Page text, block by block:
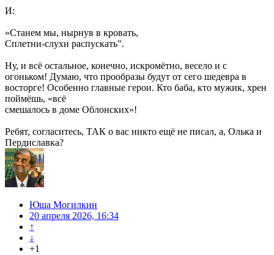
И:
»Станем мы, нырнув в кровать,
Сплетни-слухи распускать".
Ну, и всё остальное, конечно, искромётно, весело и с
огоньком! Думаю, что прообразы будут от сего шедевра в
восторге! Особенно главные герои. Кто баба, кто мужик, хрен
поймёшь, «всё
смешалось в доме Облонских»!
Ребят, согласитесь, ТАК о вас никто ещё не писал, а, Олька и
Пердиславка?
Юша Могилкин
20 апреля 2026, 16:34
↑
↓
+1